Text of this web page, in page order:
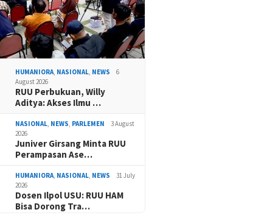
HUMANIORA, NASIONAL, NEWS
6
August 2026
RUU Perbukuan, Willy
Aditya: Akses Ilmu …
NASIONAL, NEWS, PARLEMEN
3 August
2026
Juniver Girsang Minta RUU
Perampasan Ase…
HUMANIORA, NASIONAL, NEWS
31 July
2026
Dosen Ilpol USU: RUU HAM
Bisa Dorong Tra…